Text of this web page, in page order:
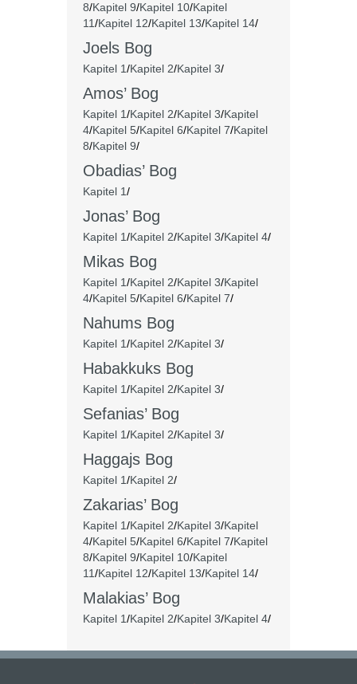
8/Kapitel 9/Kapitel 10/Kapitel
11/Kapitel 12/Kapitel 13/Kapitel 14/
Joels Bog
Kapitel 1/Kapitel 2/Kapitel 3/
Amos’ Bog
Kapitel 1/Kapitel 2/Kapitel 3/Kapitel
4/Kapitel 5/Kapitel 6/Kapitel 7/Kapitel
8/Kapitel 9/
Obadias’ Bog
Kapitel 1/
Jonas’ Bog
Kapitel 1/Kapitel 2/Kapitel 3/Kapitel 4/
Mikas Bog
Kapitel 1/Kapitel 2/Kapitel 3/Kapitel
4/Kapitel 5/Kapitel 6/Kapitel 7/
Nahums Bog
Kapitel 1/Kapitel 2/Kapitel 3/
Habakkuks Bog
Kapitel 1/Kapitel 2/Kapitel 3/
Sefanias’ Bog
Kapitel 1/Kapitel 2/Kapitel 3/
Haggajs Bog
Kapitel 1/Kapitel 2/
Zakarias’ Bog
Kapitel 1/Kapitel 2/Kapitel 3/Kapitel
4/Kapitel 5/Kapitel 6/Kapitel 7/Kapitel
8/Kapitel 9/Kapitel 10/Kapitel
11/Kapitel 12/Kapitel 13/Kapitel 14/
Malakias’ Bog
Kapitel 1/Kapitel 2/Kapitel 3/Kapitel 4/